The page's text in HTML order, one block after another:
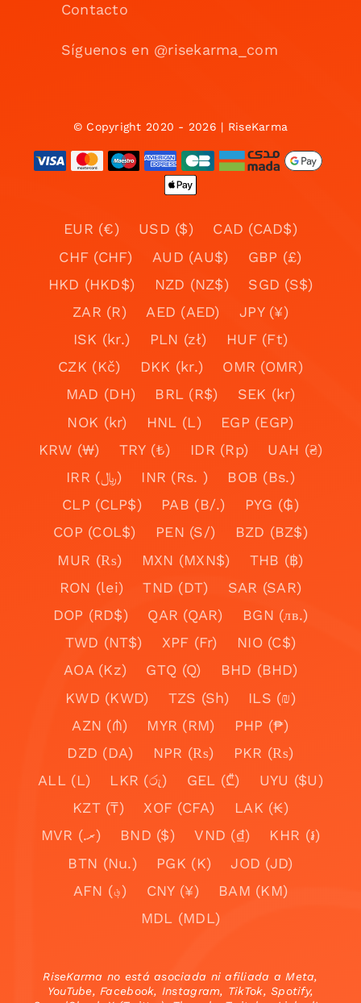
Contacto
Síguenos en @risekarma_com
© Copyright 2020 - 2026 | RiseKarma
EUR (€) USD ($)
CAD (CAD$)
CHF (CHF)
AUD (AU$)
GBP (£)
HKD (HKD$)
NZD (NZ$)
SGD (S$)
ZAR (R)
AED (AED)
JPY (¥)
ISK (kr.)
PLN (zł)
HUF (Ft)
CZK (Kč)
DKK (kr.)
OMR (OMR)
MAD (DH)
BRL (R$)
SEK (kr)
NOK (kr)
HNL (L)
EGP (EGP)
KRW (₩)
TRY (₺) IDR (Rp)
UAH (₴)
IRR (﷼)
INR (Rs. )
BOB (Bs.)
CLP (CLP$)
PAB (B/.)
PYG (₲)
COP (COL$)
PEN (S/)
BZD (BZ$)
MUR (₨)
MXN (MXN$)
THB (฿)
RON (lei)
TND (DT)
SAR (SAR)
DOP (RD$)
QAR (QAR)
BGN (лв.)
TWD (NT$)
XPF (Fr)
NIO (C$)
AOA (Kz)
GTQ (Q)
BHD (BHD)
KWD (KWD)
TZS (Sh)
ILS (₪)
AZN (₼)
MYR (RM)
PHP (₱)
DZD (DA)
NPR (₨)
PKR (₨)
ALL (L)
LKR (රු) GEL (₾)
UYU ($U)
KZT (₸)
XOF (CFA)
LAK (₭)
MVR (.ރ)
BND ($) VND (₫)
KHR (៛)
BTN (Nu.)
PGK (K)
JOD (JD)
AFN (؋)
CNY (¥)
BAM (KM)
MDL (MDL)
RiseKarma no está asociada ni afiliada a Meta,
YouTube, Facebook, Instagram, TikTok, Spotify,